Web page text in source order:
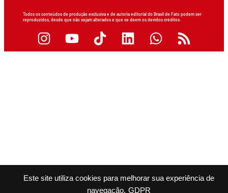
Este site utiliza cookies para melhorar sua experiência de
navegação. GDPR
Todos os conteúdos de produção exclusiva e de autoria editorial do Brasil de Fato podem ser
reproduzidos, desde que não sejam alterados e que se deem os devidos créditos.